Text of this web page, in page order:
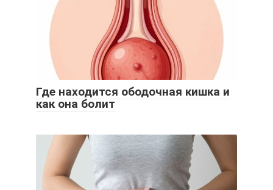
Где находится ободочная кишка и
как она болит